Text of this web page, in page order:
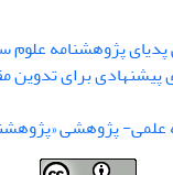
پدیای پژوهشنامه
پیشنهادی برای تدوین
علمی- پژوهشی